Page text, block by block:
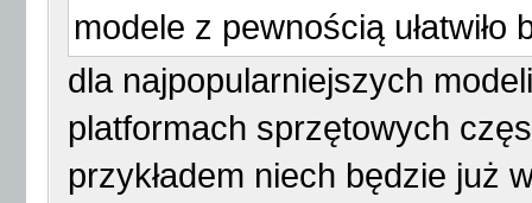
modele z pewnością
dla najpopularniejszych
platformach sprzętowych
przykładem niech będzie już